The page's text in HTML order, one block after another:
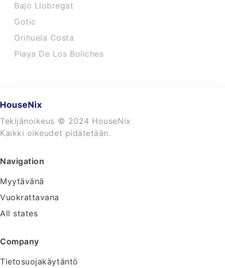
Bajo Llobregat
Gotic
Orihuela Costa
Playa De Los Boliches
Tekijänoikeus © 2024 HouseNix
Kaikki oikeudet pidätetään.
Navigation
Myytävänä
Vuokrattavana
All states
Company
Tietosuojakäytäntö